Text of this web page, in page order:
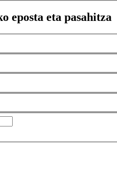
eposta eta pasahitza